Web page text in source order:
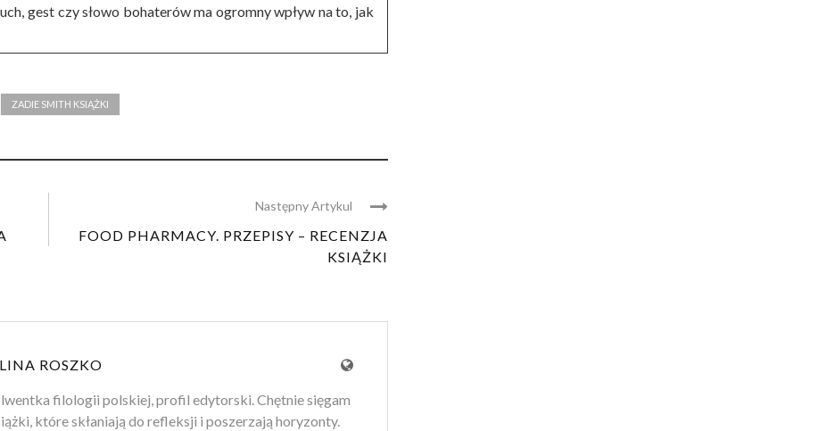
gest czy słowo bohaterów ma ogromny wpływ na to, jak
ZADIE SMITH KSIĄŻKI
Następny Artykul
FOOD PHARMACY. PRZEPISY – RECENZJA
KSIĄŻKI
ROSZKO
filologii polskiej, profil edytorski. Chętnie sięgam
które skłaniają do refleksji i poszerzają horyzonty.